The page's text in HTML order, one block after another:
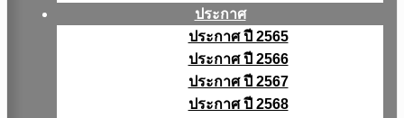
ประกาศ
ประกาศ ปี 2565
ประกาศ ปี 2566
ประกาศ ปี 2567
ประกาศ ปี 2568